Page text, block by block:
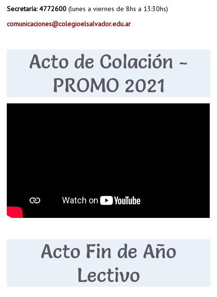
Secretaría: 4772600(lunes a viernes de 8hs a 13:30hs)
comunicaciones@colegioelsalvador.edu.ar
Acto de Colación -
PROMO 2021
Acto Fin de Año
Lectivo